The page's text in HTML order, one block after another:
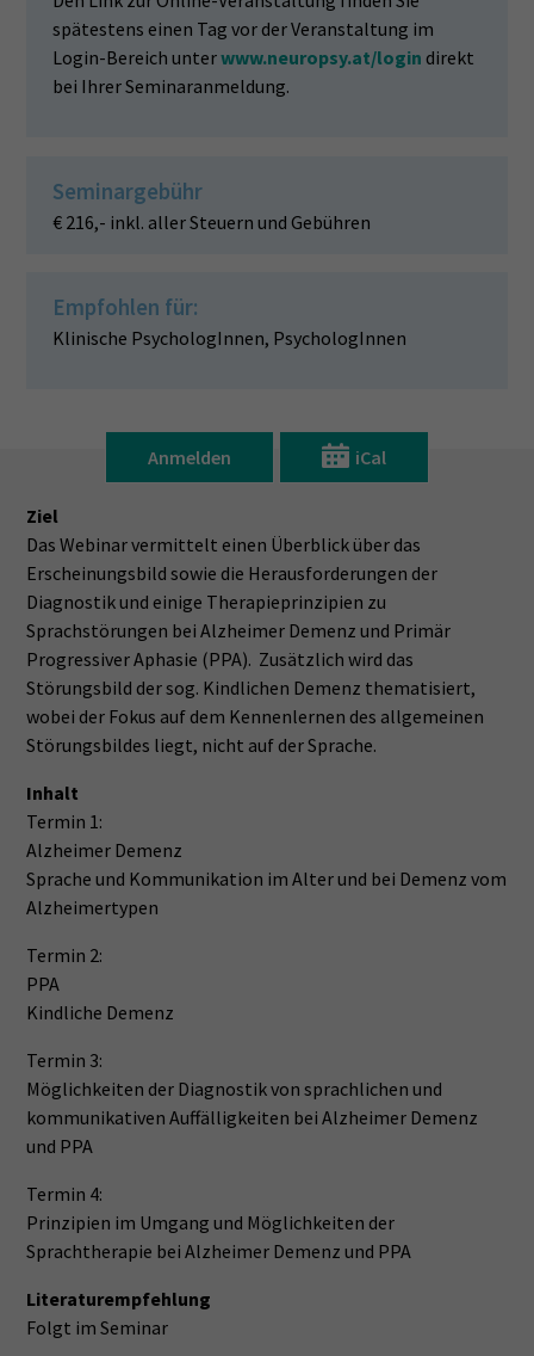
spätestens einen Tag vor der Veranstaltung im
Login-Bereich unterwww.neuropsy.at/login direkt
bei Ihrer Seminaranmeldung.
Seminargebühr
€ 216,- inkl. aller Steuern und Gebühren
Empfohlen für:
Klinische PsychologInnen, PsychologInnen
Anmelden iCal
Ziel
Das Webinar vermittelt einen Überblick über das
Erscheinungsbild sowie die Herausforderungen der
Diagnostik und einige Therapieprinzipien zu
Sprachstörungen bei Alzheimer Demenz und Primär
Progressiver Aphasie (PPA). Zusätzlich wird das
Störungsbild der sog. Kindlichen Demenz thematisiert,
wobei der Fokus auf dem Kennenlernen des allgemeinen
Störungsbildes liegt, nicht auf der Sprache.
Inhalt
Termin 1:
Alzheimer Demenz
Sprache und Kommunikation im Alter und bei Demenz vom
Alzheimertypen
Termin 2:
PPA
Kindliche Demenz
Termin 3:
Möglichkeiten der Diagnostik von sprachlichen und
kommunikativen Auffälligkeiten bei Alzheimer Demenz
und PPA
Termin 4:
Prinzipien im Umgang und Möglichkeiten der
Sprachtherapie bei Alzheimer Demenz und PPA
Literaturempfehlung
Folgt im Seminar